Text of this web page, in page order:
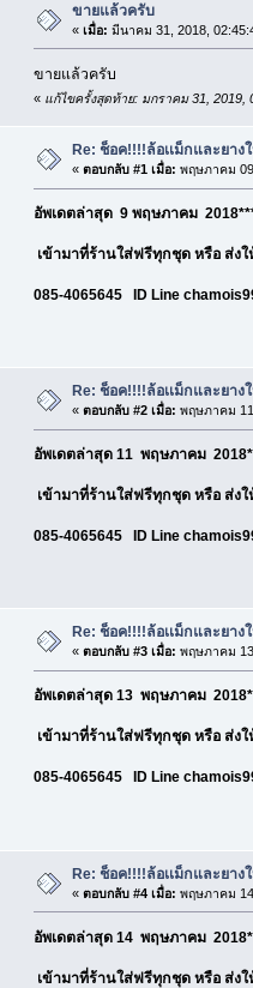
ขายแล้วครับ
«เมื่อ: มีนาคม 31, 2018,
ขายแล้วครับ
« แก้ไขครั้งสุดท้าย: มกราคม 31, 2019,
Re: ช็อค!!!!ล้อเเม็กและยา
«ตอบกลับ #1 เมื่อ: พฤษภาคม
อัพเดตล่าสุด 9 พฤษภาคม
เข้ามาที่ร้านใส่ฟรีทุกชุด หรือ ส่ง
085-4065645 ID Line
Re: ช็อค!!!!ล้อเเม็กและยา
«ตอบกลับ #2 เมื่อ: พฤษภาคม
อัพเดตล่าสุด 11 พฤษภาคม
เข้ามาที่ร้านใส่ฟรีทุกชุด หรือ ส่ง
085-4065645 ID Line
Re: ช็อค!!!!ล้อเเม็กและยา
«ตอบกลับ #3 เมื่อ: พฤษภาคม
อัพเดตล่าสุด 13 พฤษภาคม
เข้ามาที่ร้านใส่ฟรีทุกชุด หรือ ส่ง
085-4065645 ID Line
Re: ช็อค!!!!ล้อเเม็กและยาง
«ตอบกลับ #4 เมื่อ: พฤษภาคม
อัพเดตล่าสุด 14 พฤษภาคม
เข้ามาที่ร้านใส่ฟรีทุกชุด หรือ ส่ง